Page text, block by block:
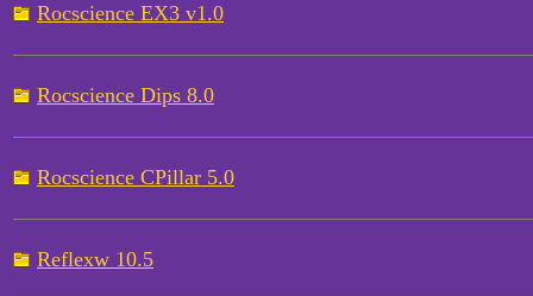
Rocscience EX3 v1.0
Rocscience Dips 8.0
Rocscience CPillar 5.0
Reflexw 10.5